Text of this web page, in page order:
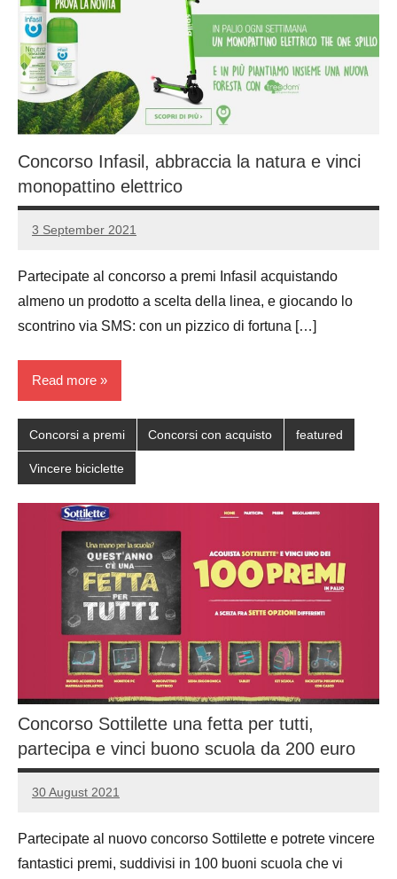
Concorso Infasil, abbraccia la natura e vinci
monopattino elettrico
3 September 2021
Luca
No
Partecipate al concorso a premi Infasil acquistando
almeno un prodotto a scelta della linea, e giocando lo
scontrino via SMS: con un pizzico di fortuna […]
Read more
Concorsi a premi Concorsi con acquisto featured
Vincere biciclette
Concorso Sottilette una fetta per tutti,
partecipa e vinci buono scuola da 200 euro
30 August 2021
Luca
5
Partecipate al nuovo concorso Sottilette e potrete vincere
fantastici premi, suddivisi in 100 buoni scuola che vi